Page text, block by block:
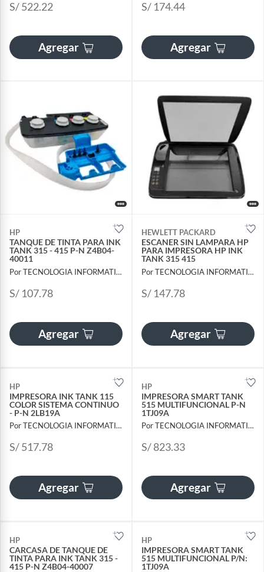
S/ 522.22
Agregar
S/ 174.44
Agregar
HP
TANQUE DE TINTA PARA INK
TANK 315 - 415 P-N Z4B04-
40011
Por TECNOLOGIA INFORMATICA Y CONSULTORIA
S/ 107.78
Agregar
HEWLETT PACKARD
ESCANER SIN LAMPARA HP
PARA IMPRESORA HP INK
TANK 315 415
Por TECNOLOGIA INFORMATICA Y CONSULTORIA
S/ 147.78
Agregar
HP
IMPRESORA INK TANK 115
COLOR SISTEMA CONTINUO
- P-N 2LB19A
Por TECNOLOGIA INFORMATICA Y CONSULTORIA
S/ 517.78
Agregar
HP
IMPRESORA SMART TANK
515 MULTIFUNCIONAL P-N
1TJ09A
Por TECNOLOGIA INFORMATICA Y CONSULTORIA
S/ 823.33
Agregar
HP
CARCASA DE TANQUE DE
TINTA PARA INK TANK 315 -
415 P-N Z4B04-40007
HP
IMPRESORA SMART TANK
515 MULTIFUNCIONAL P/N:
1TJ09A